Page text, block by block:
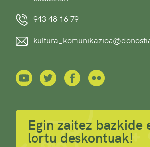
943 48 16 79
Egin zaitez bazkide
lortu deskontuak!